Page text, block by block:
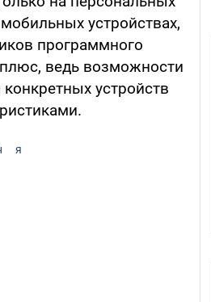
устройствах,
программного
ведь возможности
устройств